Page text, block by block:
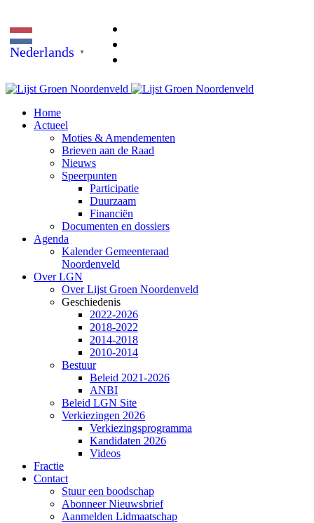
Nederlands ▼
Home
Actueel
Moties & Amendementen
Brieven aan de Raad
Nieuws
Speerpunten
Participatie
Duurzaam
Financiën
Documenten en dossiers
Agenda
Kalender Gemeenteraad
Noordenveld
Over LGN
Over Lijst Groen Noordenveld
Geschiedenis
2022-2026
2018-2022
2014-2018
2010-2014
Bestuur
Beleid 2021-2026
ANBI
Beleid LGN Site
Verkiezingen 2026
Verkiezingsprogramma
Kandidaten 2026
Videos
Fractie
Contact
Stuur een boodschap
Abonneer Nieuwsbrief
Aanmelden Lidmaatschap